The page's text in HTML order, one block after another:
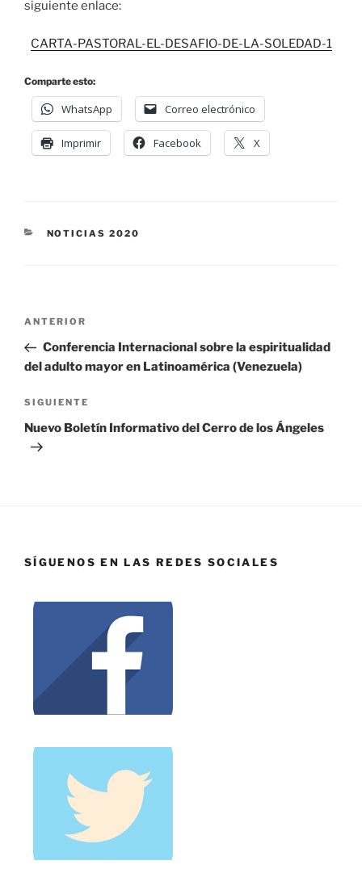
siguiente enlace:
CARTA-PASTORAL-EL-DESAFIO-DE-LA-SOLEDAD-1
Comparte esto:
WhatsApp Correo electrónico
Imprimir Facebook X
NOTICIAS 2020
ANTERIOR
Conferencia Internacional sobre la espiritualidad
del adulto mayor en Latinoamérica (Venezuela)
SIGUIENTE
Nuevo Boletín Informativo del Cerro de los Ángeles
SÍGUENOS EN LAS REDES SOCIALES